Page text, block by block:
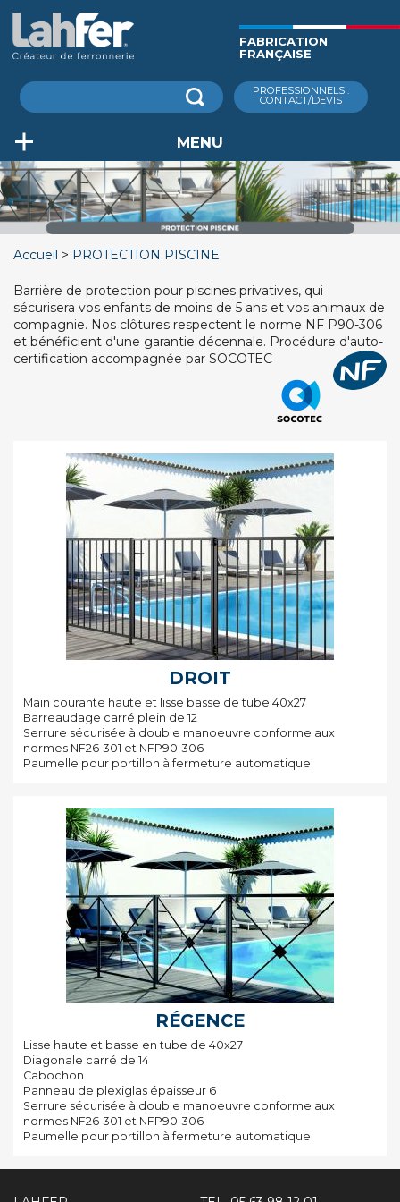
contenu
principal
Rechercher
PROFESSIONNELS :
CONTACT/DEVIS
MENU
FABRICATION
FRANÇAISE
Accueil PROTECTION PISCINE
Barrière de protection pour piscines privatives, qui
sécurisera vos enfants de moins de 5 ans et vos animaux de
compagnie. Nos clôtures respectent le norme NF P90-306
et bénéficient d'une garantie décennale. Procédure d'auto-
certification accompagnée par SOCOTEC
DROIT
Main courante haute et lisse basse de tube 40x27
Barreaudage carré plein de 12
Serrure sécurisée à double manoeuvre conforme aux
normes NF26-301 et NFP90-306
Paumelle pour portillon à fermeture automatique
RÉGENCE
Lisse haute et basse en tube de 40x27
Diagonale carré de 14
Cabochon
Panneau de plexiglas épaisseur 6
Serrure sécurisée à double manoeuvre conforme aux
normes NF26-301 et NFP90-306
Paumelle pour portillon à fermeture automatique